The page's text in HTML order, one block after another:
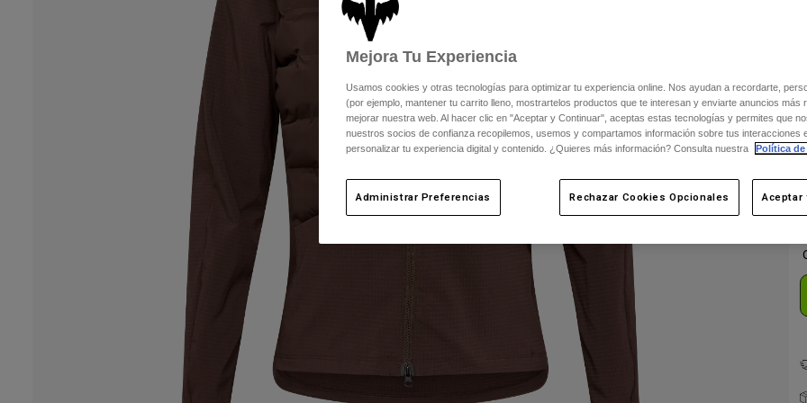
Mejora Tu Experiencia
Usamos cookies y otras tecnologías para optimizar tu experiencia online. Nos ayudan a recordarte,
(por ejemplo, mantener tu carrito lleno, mostrartelos productos que te interesan y enviarte anuncios más
mejorar nuestra web. Al hacer clic en "Aceptar y Continuar", aceptas estas tecnologías y permites que
nuestros socios de confianza recopilemos, usemos y compartamos información sobre tus interacciones
personalizar tu experiencia digital y contenido. ¿Quieres más información? Consulta nuestra
Política de
Administrar Preferencias Rechazar Cookies Opcionales Aceptar